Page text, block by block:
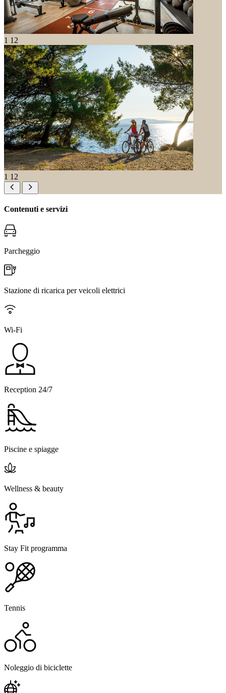
1 12
1 12
Contenuti e servizi
Parcheggio
Stazione di ricarica per veicoli elettrici
Wi-Fi
Reception 24/7
Piscine e spiagge
Wellness & beauty
Stay Fit programma
Tennis
Noleggio di biciclette